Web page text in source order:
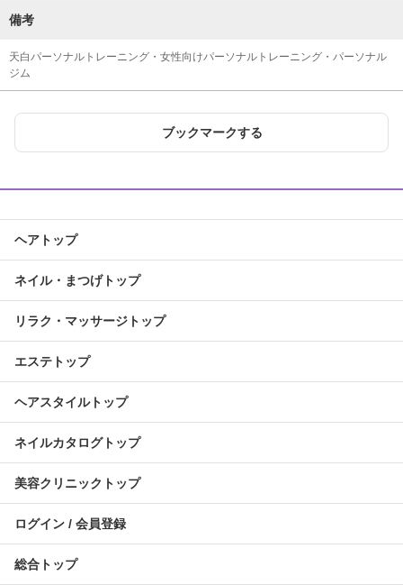
備考
天白パーソナルトレーニング・女性向けパーソナルトレーニング・パーソナル
ジム
ブックマークする
ヘアトップ
ネイル・まつげトップ
リラク・マッサージトップ
エステトップ
ヘアスタイルトップ
ネイルカタログトップ
美容クリニックトップ
ログイン / 会員登録
総合トップ